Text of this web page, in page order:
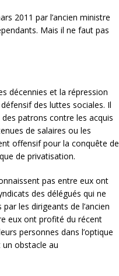
2011 par l’ancien ministre
Mais il ne faut pas
décennies et la répression
des luttes sociales. Il
patrons contre les acquis
de salaires ou les
offensif pour la conquête de
de privatisation.
pas entre eux ont
des délégués qui ne
les dirigeants de l’ancien
eux ont profité du récent
personnes dans l’optique
un obstacle au